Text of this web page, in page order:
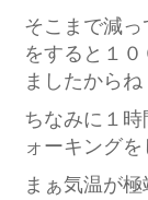
そこまで減
をすると１
ましたからね
ちなみに１
ォーキングを
まぁ気温が